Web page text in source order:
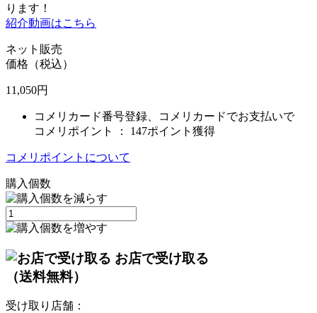
ります！
紹介動画はこちら
ネット販売
価格（税込）
11,050円
コメリカード番号登録、コメリカードでお支払いで
コメリポイント ： 147ポイント獲得
コメリポイントについて
購入個数
お店で受け取る
（送料無料）
受け取り店舗：